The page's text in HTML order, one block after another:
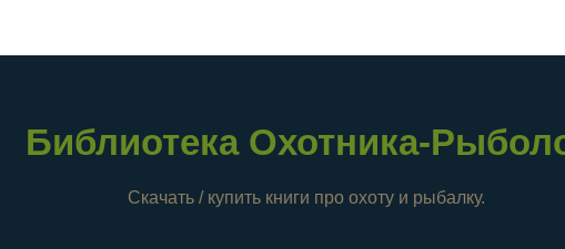
Библиотека Охотника-
Скачать / купить книги про охоту и рыбалку.